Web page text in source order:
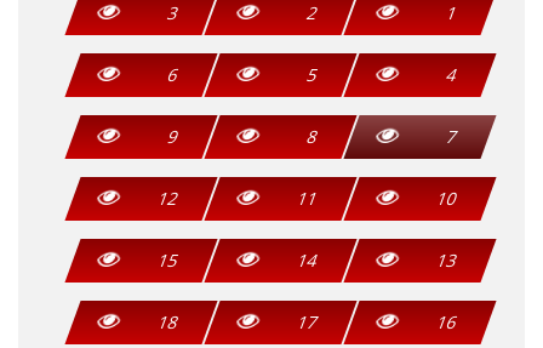
1
2
3
4
5
6
7
8
9
10
11
12
13
14
15
16
17
18